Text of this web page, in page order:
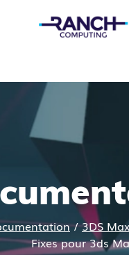
/3DS Max
Fixes pour 3ds